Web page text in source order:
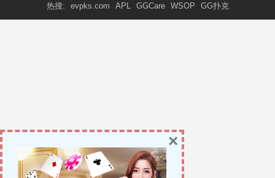
热搜: evpks.com APL GGCare WSOP GG扑克
×